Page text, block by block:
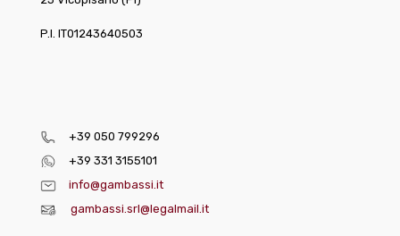
P.I. IT01243640503
+39 050 799296
+39 331 3155101
info@gambassi.it
gambassi.srl@legalmail.it